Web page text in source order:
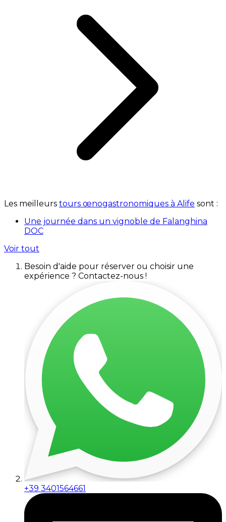
Les meilleurs tours œnogastronomiques à Alife sont :
Une journée dans un vignoble de Falanghina
DOC
Voir tout
Besoin d'aide pour réserver ou choisir une
expérience ? Contactez-nous !
+39 3401564661